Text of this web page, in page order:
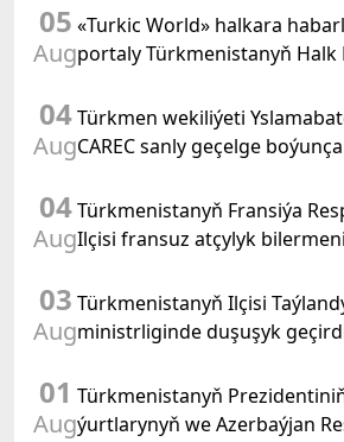
05
Aug
«Turkic World» halkara
portaly Türkmenistanyň Halk
beýan eder
04
Aug
Türkmen wekiliýeti
CAREC sanly geçelge
04
Aug
Türkmenistanyň Fransiýa
Ilçisi fransuz atçylyk
03
Aug
Türkmenistanyň Ilçisi
ministrliginde duşuşyk
01
Aug
Türkmenistanyň
ýurtlarynyň we Azerbaýjan